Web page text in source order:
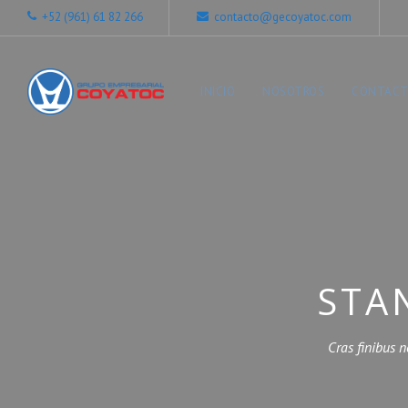
+52 (961) 61 82 266 contacto@gecoyatoc.com
INICIO NOSOTROS
Cras finibus